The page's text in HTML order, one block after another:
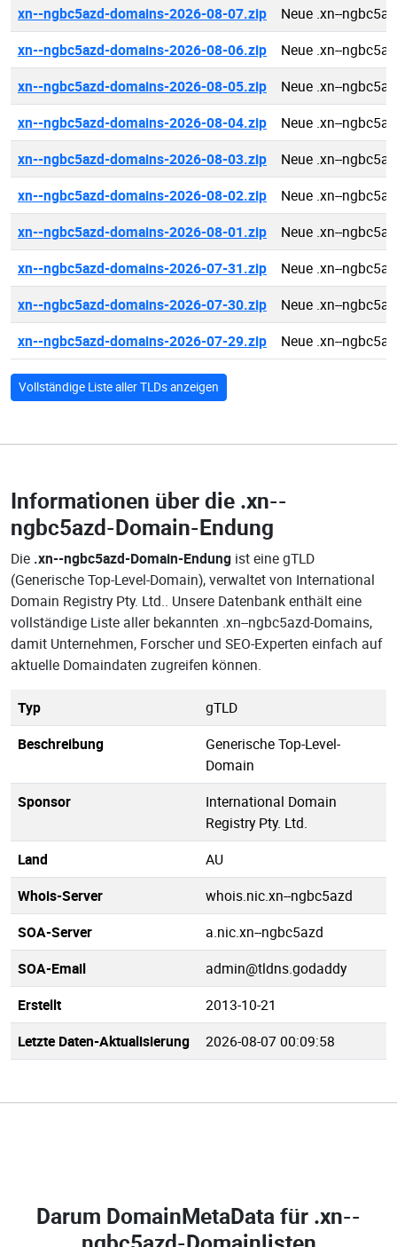
xn--ngbc5azd-domains-2026-08-07.zip
Neue .xn--
xn--ngbc5azd-domains-2026-08-06.zip
Neue .xn--
xn--ngbc5azd-domains-2026-08-05.zip
Neue .xn--
xn--ngbc5azd-domains-2026-08-04.zip
Neue .xn--
xn--ngbc5azd-domains-2026-08-03.zip
Neue .xn--
xn--ngbc5azd-domains-2026-08-02.zip
Neue .xn--
xn--ngbc5azd-domains-2026-08-01.zip
Neue .xn--
xn--ngbc5azd-domains-2026-07-31.zip
Neue .xn--
xn--ngbc5azd-domains-2026-07-30.zip
Neue .xn--
xn--ngbc5azd-domains-2026-07-29.zip
Neue .xn--
Vollständige Liste aller TLDs anzeigen
Informationen über die .xn--
ngbc5azd-Domain-Endung
Die .xn--ngbc5azd-Domain-Endung ist eine gTLD
(Generische Top-Level-Domain), verwaltet von International
Domain Registry Pty. Ltd.. Unsere Datenbank enthält eine
vollständige Liste aller bekannten .xn--ngbc5azd-Domains,
damit Unternehmen, Forscher und SEO-Experten einfach auf
aktuelle Domaindaten zugreifen können.
Typ
gTLD
Beschreibung
Generische Top-Level-
Domain
Sponsor
International Domain
Registry Pty. Ltd.
Land
AU
Whois-Server
whois.nic.xn--ngbc5azd
SOA-Server
a.nic.xn--ngbc5azd
SOA-Email
admin@tldns.godaddy
Erstellt
2013-10-21
Letzte Daten-Aktualisierung
2026-08-07 00:09:58
Darum DomainMetaData für .xn--